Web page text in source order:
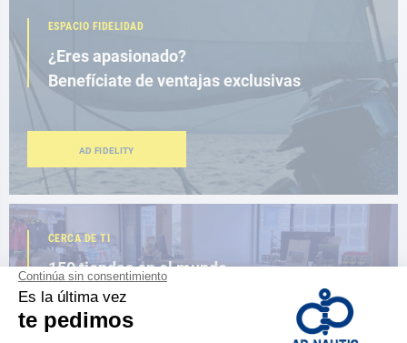
ESPACIO FIDELIDAD
¿Eres apasionado?
Benefíciate de ventajas exclusivas
AD FIDELITY
CERCA DE TI
150 tiendas en el mundo,
la fuerza de una red